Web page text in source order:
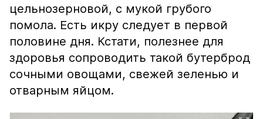
цельнозерновой, с мукой грубого
помола. Есть икру следует в первой
половине дня. Кстати, полезнее для
здоровья сопроводить такой бутерброд
сочными овощами, свежей зеленью и
отварным яйцом.